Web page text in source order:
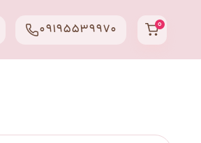
۰ 09195539970